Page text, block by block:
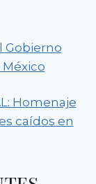
Gobierno
Homenaje
caídos en